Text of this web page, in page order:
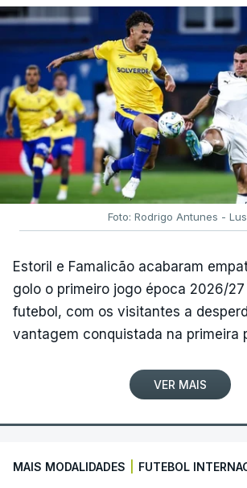
Foto: Rodrigo Antunes -
Estoril e Famalicão acabaram
golo o primeiro jogo época 2026/27
futebol, com os visitantes a
vantagem conquistada na primeira
VER MAIS
MAIS MODALIDADES FUTEBOL